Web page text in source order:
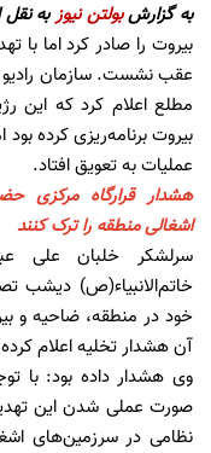
به گزارشبولتن نیوزبه نقل
بیروت را صادر کرد اما با
عقب نشست. سازمان رادیو
مطلع اعلام کرد که این
بیروت برنامه‌ریزی کرده
عملیات به تعویق افتاد.
هشدار قرارگاه مرکزی
اشغالی منطقه را ترک کنند
سرلشکر خلبان علی
خاتم‌الانبیاء(ص) دیشب
خود در منطقه، ضاحیه و
آن هشدار تخلیه اعلام
وی هشدار داده بود: با
صورت عملی شدن این
نظامی در سرزمین‌های